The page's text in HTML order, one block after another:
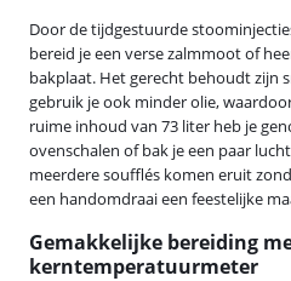
Door de tijdgestuurde
bereid je een verse zalmmoot of
bakplaat. Het gerecht behoudt zijn
gebruik je ook minder olie,
ruime inhoud van 73 liter heb je
ovenschalen of bak je een paar
meerdere soufflés komen eruit
een handomdraai een feestelijke
Gemakkelijke bereiding
kerntemperatuurmeter